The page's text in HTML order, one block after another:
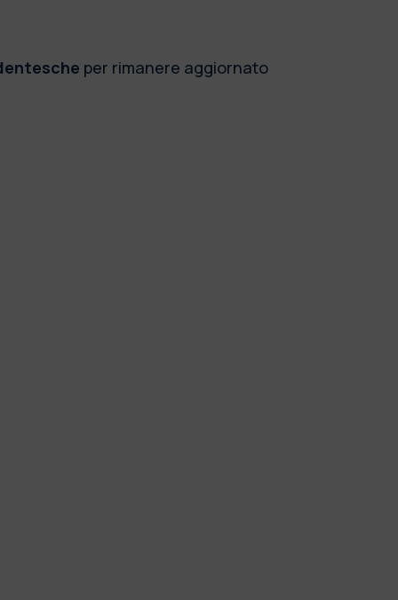
per rimanere aggiornato